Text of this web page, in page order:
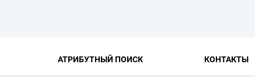
АТРИБУТНЫЙ ПОИСК КОНТАКТЫ